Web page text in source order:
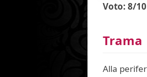
Voto: 8/10
Trama
Alla